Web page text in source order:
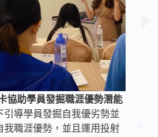
協助學員發掘職涯優勢潛能
導學員發掘自我優劣勢並
職涯優勢，並且運用投射